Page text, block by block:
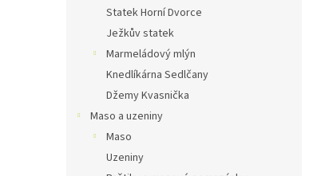
Statek Horní Dvorce
Ježkův statek
Marmeládový mlýn
Knedlíkárna Sedlčany
Džemy Kvasnička
Maso a uzeniny
Maso
Uzeniny